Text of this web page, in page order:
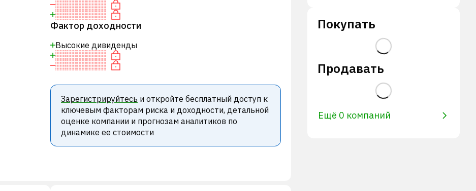
Фактор доходности
Высокие дивиденды
Зарегистрируйтесь и откройте бесплатный доступ к
ключевым факторам риска и доходности, детальной
оценке компании и прогнозам аналитиков по
динамике ее стоимости
Покупать
Продавать
Ещё 0 компаний